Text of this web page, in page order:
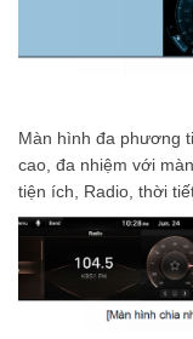
Màn hình đa phương
cao, đa nhiệm với
tiện ích, Radio, thời